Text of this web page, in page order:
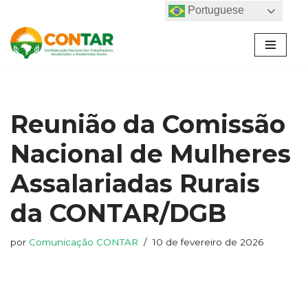
Pular
para
Reunião da Comissão
Nacional de Mulheres
Assalariadas Rurais
da CONTAR/DGB
por Comunicação CONTAR 10 de fevereiro de 2026
Portuguese